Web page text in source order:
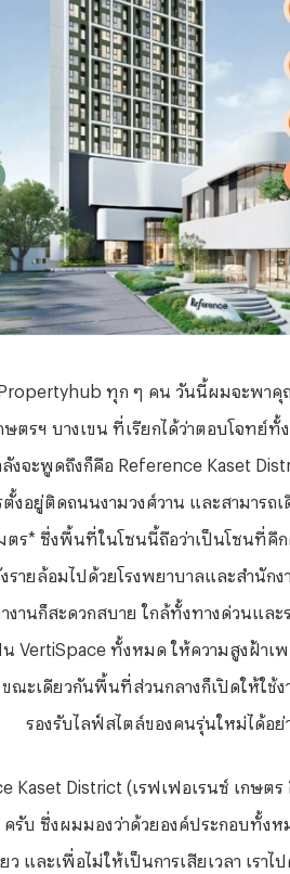
ทุก ๆ คน วันนี้ผมจะพาคุ
ตรฯ บางเขน ที่เรียกได้ว่าตอบโจทย์ทั้
ลังจะพูดถึงก็คือ Reference Kaset
ตั้งอยู่ติดถนนงามวงศ์วาน และสามารถ
ร* ซึ่งพื้นที่ในโซนนี้ถือว่าเป็นโซนที่คึก
รายล้อมไปด้วยโรงพยาบาลและสำนัก
งานก็สะดวกสบาย ใกล้ทั้งทางด่วนแล
น VertiSpace ทั้งหมด ให้ความสูงฝ้าเ
ขณะเดียวกันพื้นที่ส่วนกลางก็เปิดให้ใช้
รองรับไลฟ์สไตล์ของคนรุ่นใหม่ได้อย่
Kaset District (เรฟเฟอเรนซ์ เกษต
บ ซึ่งผมมองว่าด้วยองค์ประกอบทั้งห
และเพื่อไม่ให้เป็นการเสียเวลา เรา